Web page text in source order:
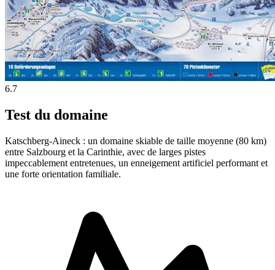
6.7
Test du domaine
Katschberg-Aineck : un domaine skiable de taille moyenne (80 km)
entre Salzbourg et la Carinthie, avec de larges pistes
impeccablement entretenues, un enneigement artificiel performant et
une forte orientation familiale.